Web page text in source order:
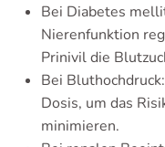
Bei Diabetes
Nierenfunktion
Prinivil die
Bei
Dosis, um das
minimieren.